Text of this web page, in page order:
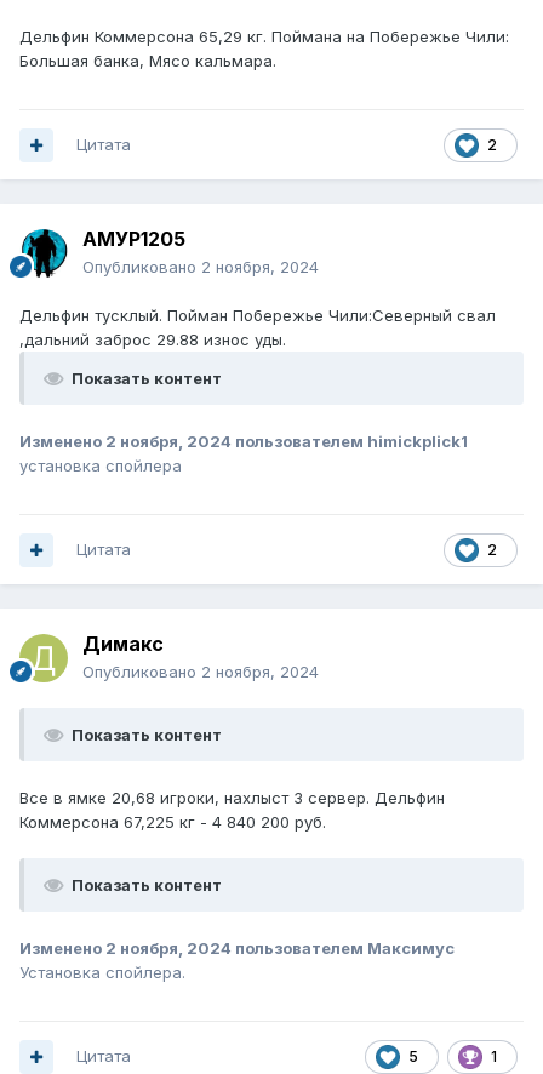
Дельфин Коммерсона 65,29 кг. Поймана на Побережье Чили:
Большая банка, Мясо кальмара.
2
Цитата
АМУР1205
Опубликовано 2 ноября, 2024
Дельфин тусклый. Пойман Побережье Чили:Северный свал
,дальний заброс 29.88 износ уды.
Показать контент
Изменено 2 ноября, 2024 пользователем himickplick1
установка спойлера
2
Цитата
Димакс
Опубликовано 2 ноября, 2024
Показать контент
Все в ямке 20,68 игроки, нахлыст 3 сервер. Дельфин
Коммерсона 67,225 кг - 4 840 200 руб.
Показать контент
Изменено 2 ноября, 2024 пользователем Максимус
Установка спойлера.
5 1
Цитата